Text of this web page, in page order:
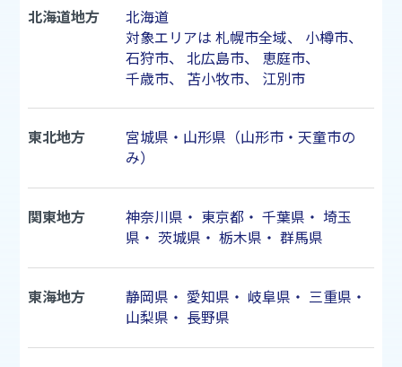
北海道地方
北海道
対象エリアは 札幌市全域、 小樽市、
石狩市、 北広島市、 恵庭市、
千歳市、 苫小牧市、 江別市
東北地方
宮城県・山形県（山形市・天童市の
み）
関東地方 神奈川県 ・ 東京都・ 千葉県 ・ 埼玉
県 ・ 茨城県 ・ 栃木県 ・ 群馬県
東海地方 静岡県 ・ 愛知県 ・ 岐阜県 ・ 三重県 ・
山梨県 ・ 長野県